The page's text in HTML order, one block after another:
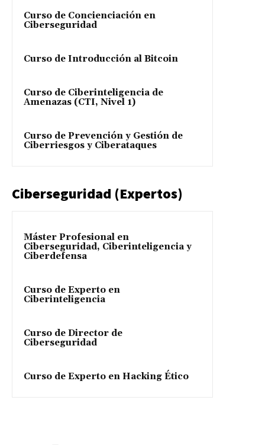
Curso de Concienciación en
Ciberseguridad
Curso de Introducción al Bitcoin
Curso de Ciberinteligencia de
Amenazas (CTI, Nivel 1)
Curso de Prevención y Gestión de
Ciberriesgos y Ciberataques
Ciberseguridad (Expertos)
Máster Profesional en
Ciberseguridad, Ciberinteligencia y
Ciberdefensa
Curso de Experto en
Ciberinteligencia
Curso de Director de
Ciberseguridad
Curso de Experto en Hacking Ético